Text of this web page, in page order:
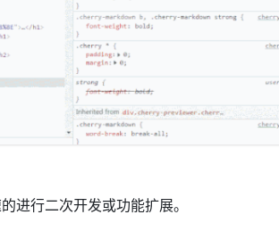
进行二次开发或功能扩展。